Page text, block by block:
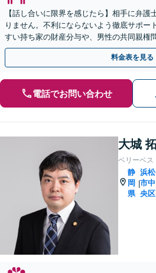
【話し合いに限界を感じたら】相手に弁護
りません。不利にならないよう徹底サポー
すい持ち家の財産分与や、男性の共同親権
高い解決を目指します。まずはご相談くだ
料金表を見る
電話でお問い合わせ
大城
ベリーベス
静
岡
県
|
浜松
市中
央区